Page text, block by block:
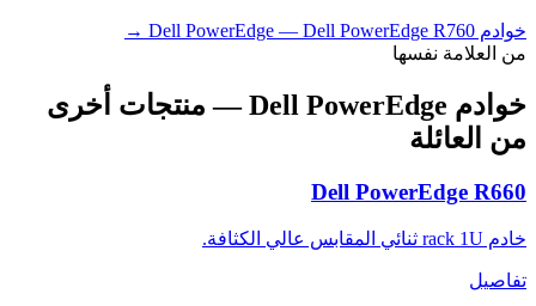
خوادم Dell PowerEdge — Dell PowerEdge R760
→
من العلامة نفسها
خوادم Dell PowerEdge
— منتجات أخرى
من العائلة
Dell PowerEdge R660
خادم rack 1U ثنائي المقابس عالي الكثافة.
تفاصيل